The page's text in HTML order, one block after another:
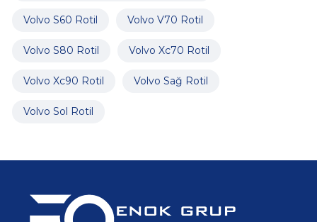
Volvo S60 Rotil Volvo V70 Rotil
Volvo S80 Rotil Volvo Xc70 Rotil
Volvo Xc90 Rotil Volvo Sağ Rotil
Volvo Sol Rotil